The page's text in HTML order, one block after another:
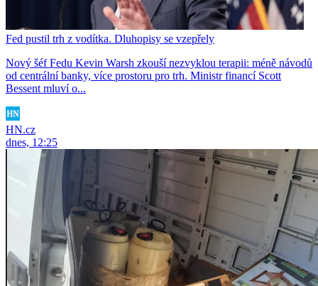
Fed pustil trh z vodítka. Dluhopisy se vzepřely
Nový šéf Fedu Kevin Warsh zkouší nezvyklou terapii: méně návodů
od centrální banky, více prostoru pro trh. Ministr financí Scott
Bessent mluví o...
HN.cz
dnes, 12:25